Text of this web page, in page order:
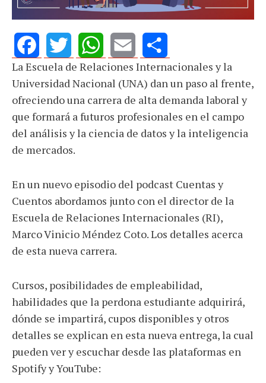
FacebookTwitter WhatsApp
Email Share
La Escuela de Relaciones Internacionales y la
Universidad Nacional (UNA) dan un paso al frente,
ofreciendo una carrera de alta demanda laboral y
que formará a futuros profesionales en el campo
del análisis y la ciencia de datos y la inteligencia
de mercados.
En un nuevo episodio del podcast Cuentas y
Cuentos abordamos junto con el director de la
Escuela de Relaciones Internacionales (RI),
Marco Vinicio Méndez Coto. Los detalles acerca
de esta nueva carrera.
Cursos, posibilidades de empleabilidad,
habilidades que la perdona estudiante adquirirá,
dónde se impartirá, cupos disponibles y otros
detalles se explican en esta nueva entrega, la cual
pueden ver y escuchar desde las plataformas en
Spotify y YouTube: